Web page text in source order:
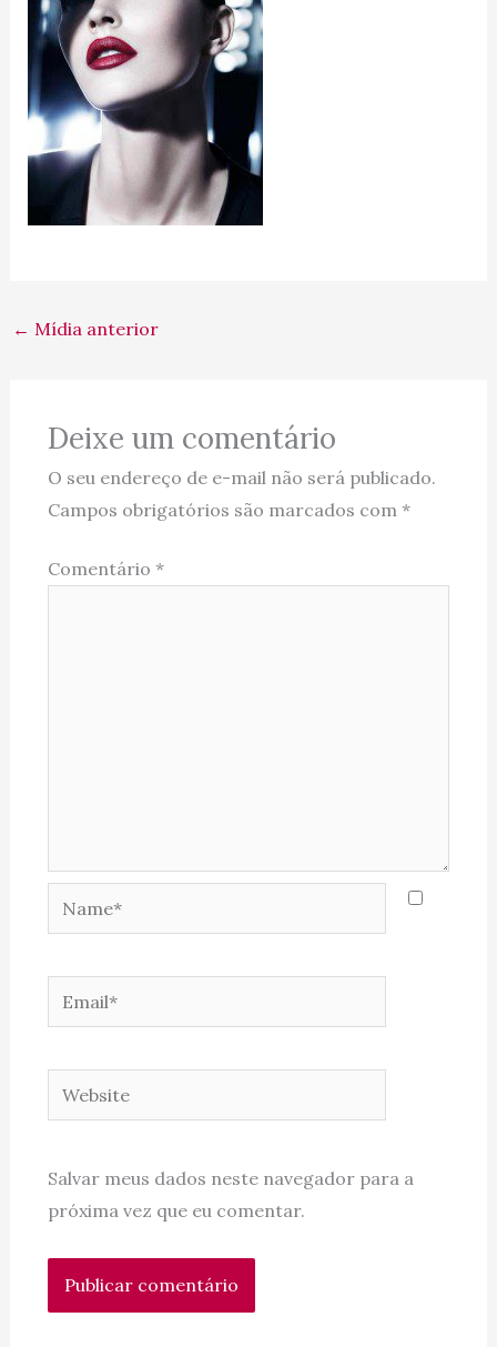
← Mídia anterior
Deixe um comentário
O seu endereço de e-mail não será publicado.
Campos obrigatórios são marcados com *
Comentário *
Name*
Email*
Website
Salvar meus dados neste navegador para a
próxima vez que eu comentar.